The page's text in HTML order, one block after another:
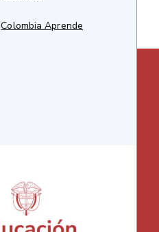
Colombia Aprende